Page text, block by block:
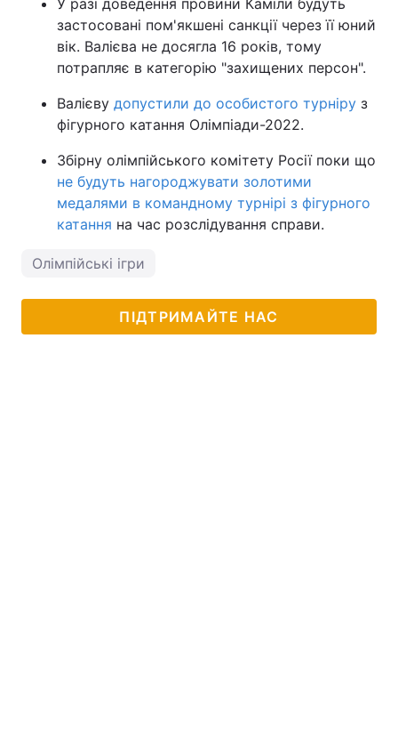
застосовані пом'якшені санкції через її юний
вік. Валієва не досягла 16 років, тому
потрапляє в категорію "захищених персон".
Валієву допустили до особистого турніру з
фігурного катання Олімпіади-2022.
Збірну олімпійського комітету Росії поки що
не будуть нагороджувати золотими
медалями в командному турнірі з фігурного
катання на час розслідування справи.
Олімпійські ігри
ПІДТРИМАЙТЕ НАС